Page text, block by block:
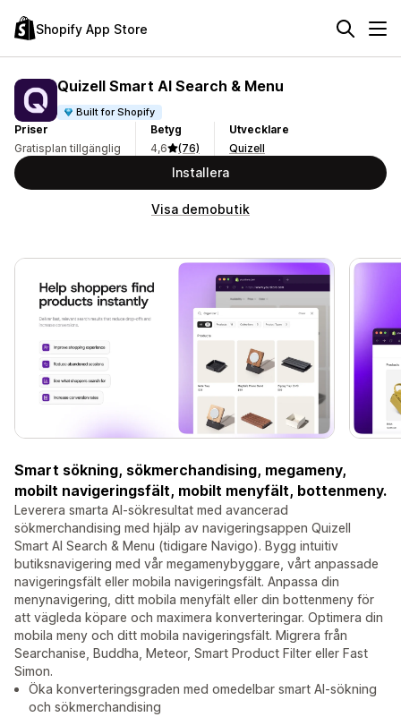
Shopify App Store
Quizell Smart AI Search & Menu
Built for Shopify
Priser
Gratisplan tillgänglig
Betyg
4,6
(76)
Utvecklare
Quizell
Installera
Visa demobutik
Smart sökning, sökmerchandising, megameny,
mobilt navigeringsfält, mobilt menyfält, bottenmeny.
Leverera smarta AI-sökresultat med avancerad
sökmerchandising med hjälp av navigeringsappen Quizell
Smart AI Search & Menu (tidigare Navigo). Bygg intuitiv
butiksnavigering med vår megamenybyggare, vårt anpassade
navigeringsfält eller mobila navigeringsfält. Anpassa din
menynavigering, ditt mobila menyfält eller din bottenmeny för
att vägleda köpare och maximera konverteringar. Optimera din
mobila meny och ditt mobila navigeringsfält. Migrera från
Searchanise, Buddha, Meteor, Smart Product Filter eller Fast
Simon.
Öka konverteringsgraden med omedelbar smart AI-sökning
och sökmerchandising